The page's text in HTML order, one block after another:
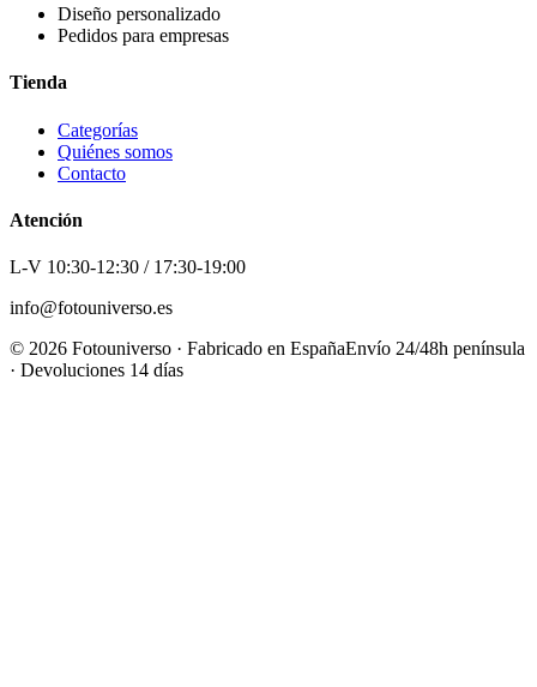
Diseño personalizado
Pedidos para empresas
Tienda
Categorías
Quiénes somos
Contacto
Atención
L-V 10:30-12:30 / 17:30-19:00
info@fotouniverso.es
© 2026 Fotouniverso · Fabricado en EspañaEnvío 24/48h península
· Devoluciones 14 días